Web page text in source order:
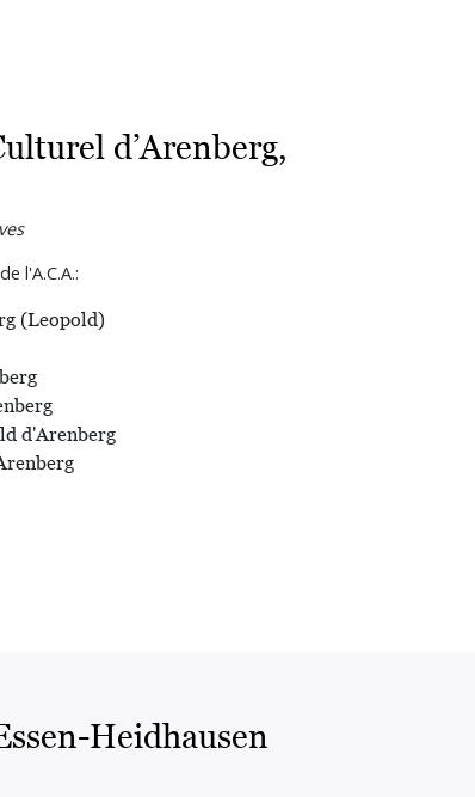
d’Arenberg,
l'A.C.A.:
(Leopold)
d'Arenberg
Heidhausen